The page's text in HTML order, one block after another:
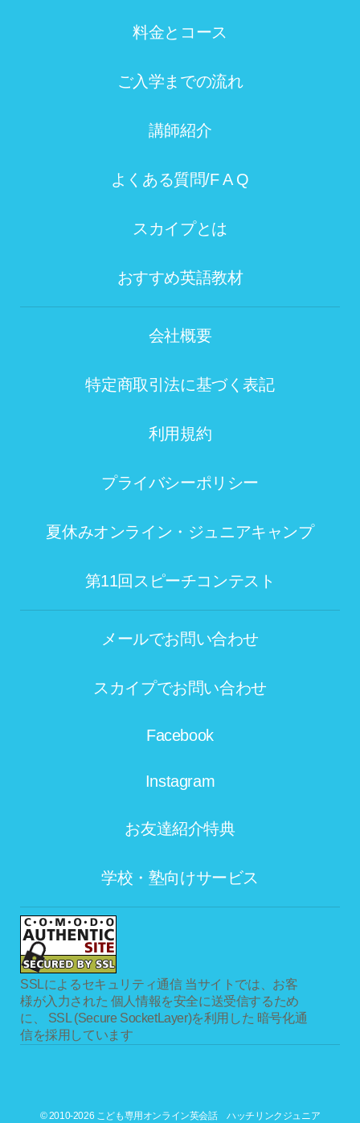
料金とコース
ご入学までの流れ
講師紹介
よくある質問/F A Q
スカイプとは
おすすめ英語教材
会社概要
特定商取引法に基づく表記
利用規約
プライバシーポリシー
夏休みオンライン・ジュニアキャンプ
第11回スピーチコンテスト
メールでお問い合わせ
スカイプでお問い合わせ
Facebook
Instagram
お友達紹介特典
学校・塾向けサービス
SSLによるセキュリティ通信 当サイトでは、お客
様が入力された 個人情報を安全に送受信するため
に、 SSL (Secure SocketLayer)を利用した 暗号化通
信を採用しています
© 2010-2026 こども専用オンライン英会話 ハッチリンクジュニア